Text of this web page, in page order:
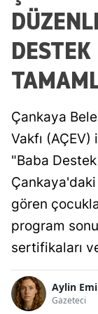
Çankaya
Vakfı
"Baba
gören
program
sertifikaları
Aylin
Gazeteci